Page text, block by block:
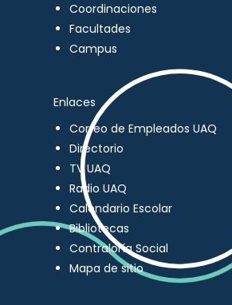
Coordinaciones
Facultades
Campus
Enlaces
Correo de Empleados UAQ
Directorio
TV UAQ
Radio UAQ
Calendario Escolar
Bibliotecas
Contraloría Social
Mapa de sitio